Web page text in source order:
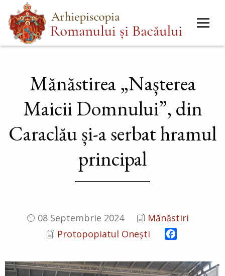
Mergi
la
conţinutul
Main
menu
Mănăstirea „Nașterea
Maicii Domnului”, din
Caraclău și-a serbat hramul
principal
08 Septembrie 2024
Mănăstiri
Protopopiatul Onești